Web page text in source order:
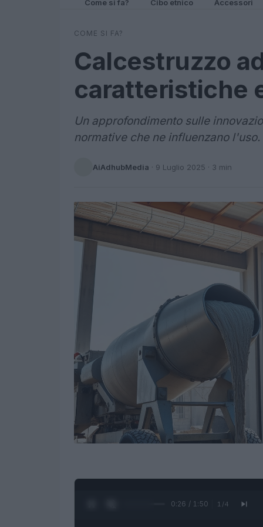
Come si fa? Cibo etnico Accessori
COME SI FA?
Calcestruzzo
caratteristiche
Un approfondimento sulle
normative che ne influenzano l'uso.
AiAdhubMedia · 9 Luglio 2025 · 3 min
0:27 / 1:50 1 /4